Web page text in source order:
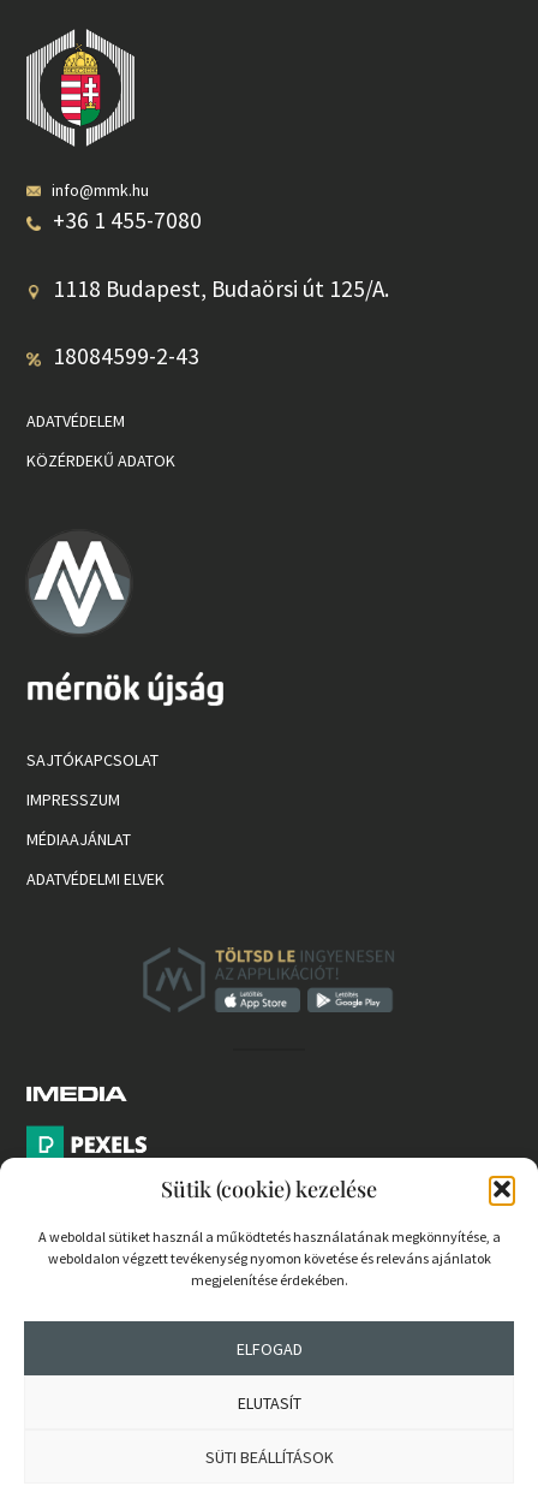
Sütik (cookie) kezelése
A weboldal sütiket használ a működtetés használatának megkönnyítése, a
weboldalon végzett tevékenység nyomon követése és releváns ajánlatok
megjelenítése érdekében.
ELFOGAD
ELUTASÍT
SÜTI BEÁLLÍTÁSOK
info@mmk.hu
+36 1 455-7080
1118 Budapest, Budaörsi út 125/A.
18084599-2-43
ADATVÉDELEM
KÖZÉRDEKŰ ADATOK
SAJTÓKAPCSOLAT
IMPRESSZUM
MÉDIAAJÁNLAT
ADATVÉDELMI ELVEK
PARTNEREK